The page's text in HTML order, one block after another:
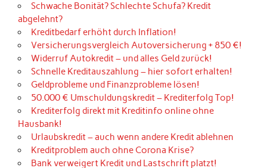
Schwache Bonität? Schlechte Schufa? Kredit
abgelehnt?
Kreditbedarf erhöht durch Inflation!
Versicherungsvergleich Autoversicherung + 850 €!
Widerruf Autokredit – und alles Geld zurück!
Schnelle Kreditauszahlung – hier sofort erhalten!
Geldprobleme und Finanzprobleme lösen!
50.000 € Umschuldungskredit – Krediterfolg Top!
Krediterfolg direkt mit Kreditinfo online ohne
Hausbank!
Urlaubskredit – auch wenn andere Kredit ablehnen
Kreditproblem auch ohne Corona Krise?
Bank verweigert Kredit und Lastschrift platzt!